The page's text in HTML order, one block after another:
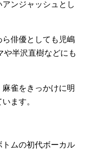
ンジャッシュとし
俳優としても児嶋
や半沢直樹などにも
雀をきっかけに明
ます。
ムの初代ボーカル